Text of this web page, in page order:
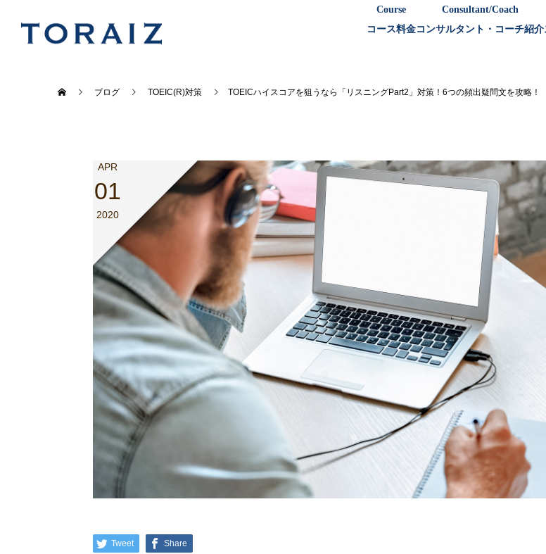
Course
コース料金
Consultant/Coach
コンサルタント・コーチ紹介
ブログ TOEIC(R)対策 TOEICハイスコアを狙うなら「リスニングPart2」対策！6つの頻出疑問文を攻略！
APR
01
2020
Tweet Share